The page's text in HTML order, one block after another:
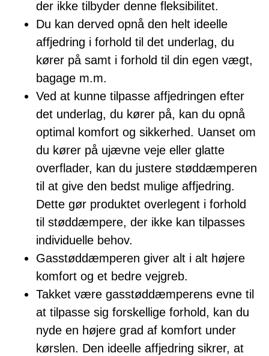
der ikke tilbyder denne fleksibilitet.
Du kan derved opnå den helt ideelle
affjedring i forhold til det underlag, du
kører på samt i forhold til din egen vægt,
bagage m.m.
Ved at kunne tilpasse affjedringen efter
det underlag, du kører på, kan du opnå
optimal komfort og sikkerhed. Uanset om
du kører på ujævne veje eller glatte
overflader, kan du justere støddæmperen
til at give den bedst mulige affjedring.
Dette gør produktet overlegent i forhold
til støddæmpere, der ikke kan tilpasses
individuelle behov.
Gasstøddæmperen giver alt i alt højere
komfort og et bedre vejgreb.
Takket være gasstøddæmperens evne til
at tilpasse sig forskellige forhold, kan du
nyde en højere grad af komfort under
kørslen. Den ideelle affjedring sikrer, at